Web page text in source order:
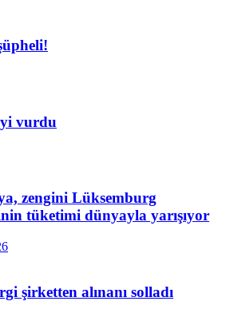
vurdu
zengini Lüksemburg
tüketimi dünyayla yarışıyor
şirketten alınanı solladı